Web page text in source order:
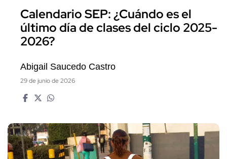
Calendario SEP: ¿Cuándo es el
último día de clases del ciclo 2025-
2026?
Abigail Saucedo Castro
29 de junio de 2026